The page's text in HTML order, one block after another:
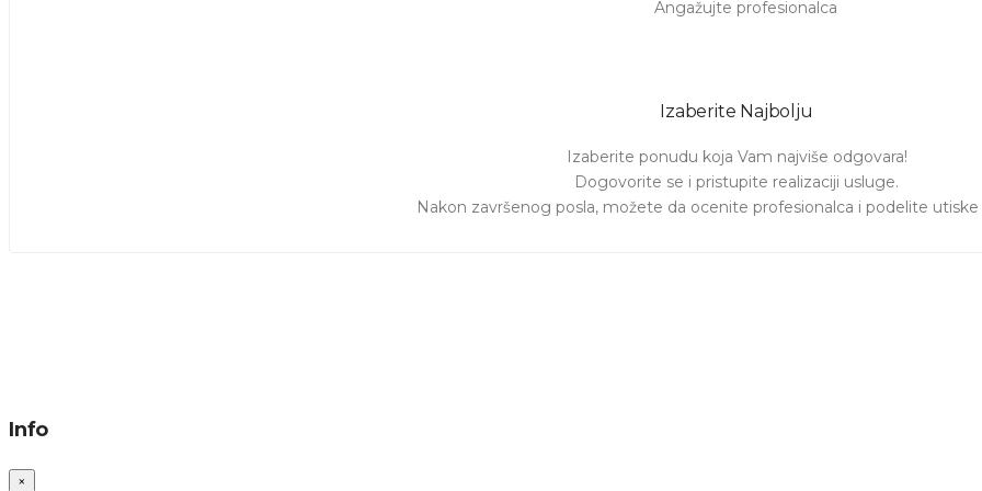
Izaberite Najbolju
Izaberite ponudu koja Vam najviše odgovara!
Dogovorite se i pristupite realizaciji usluge.
Nakon završenog posla, možete da ocenite profesionalca i podelite utiske
Info
×